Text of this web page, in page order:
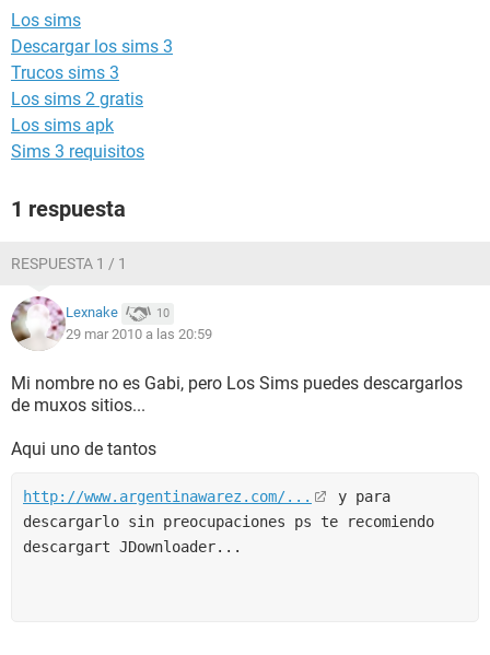
Los sims
Descargar los sims 3
Trucos sims 3
Los sims 2 gratis
Los sims apk
Sims 3 requisitos
1 respuesta
RESPUESTA 1 / 1
Lexnake 10
29 mar 2010 a las 20:59
Mi nombre no es Gabi, pero Los Sims puedes descargarlos
de muxos sitios...
Aqui uno de tantos
http://www.argentinawarez.com/...
y para
descargarlo sin preocupaciones ps te recomiendo
descargart JDownloader...